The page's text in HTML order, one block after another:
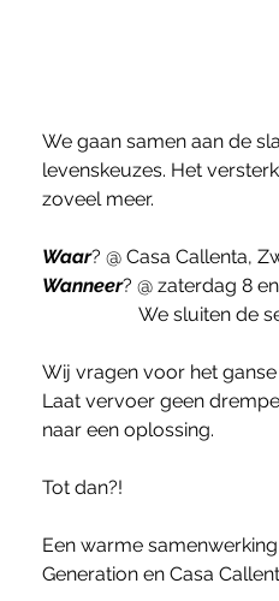
We gaan samen aan de
levenskeuzes. Het
zoveel meer.
Waar? @ Casa Callenta,
Wanneer? @ zaterdag 8
We sluiten de
Wij vragen voor het
Laat vervoer geen
naar een oplossing.
Tot dan?!
Een warme
Generation en Casa